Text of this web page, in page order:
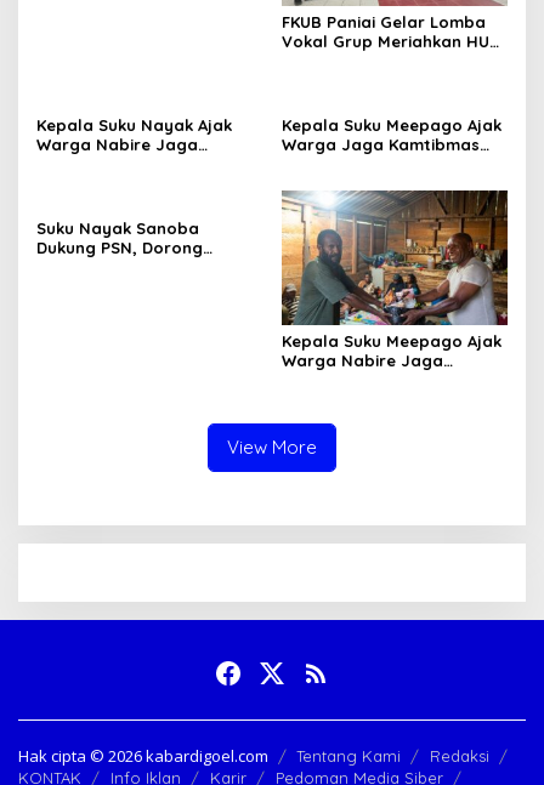
FKUB Paniai Gelar Lomba
Vokal Grup Meriahkan HUT
Kepala Suku Nayak Ajak
Warga Nabire Jaga
Kepala Suku Meepago Ajak
Warga Jaga Kamtibmas
Suku Nayak Sanoba
Dukung PSN, Dorong
Kepala Suku Meepago Ajak
Warga Nabire Jaga
View More
Hak cipta ©️ 2026 kabardigoel.com Tentang Kami
Redaksi
KONTAK
Info Iklan Karir Pedoman Media Siber